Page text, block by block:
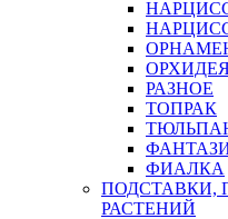
НАРЦИСС
РАЗНОЕ
ТОПРАК
ФИАЛКА
ПОДСТАВКИ,
РАСТЕНИЙ